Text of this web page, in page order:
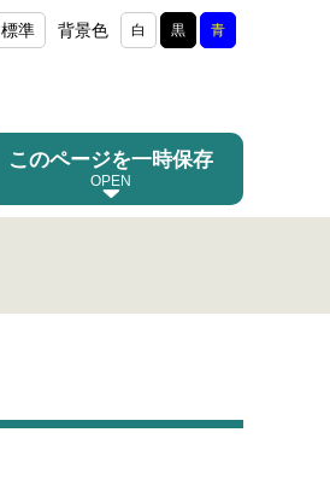
標準 背景色 白 黒 青
このページを一時保存